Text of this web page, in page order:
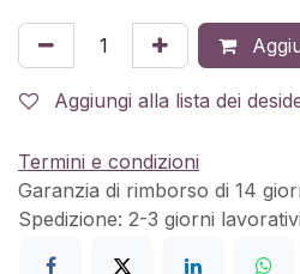
Aggiungi alla lista dei
Termini e condizioni
Garanzia di rimborso di 14
Spedizione: 2-3 giorni lavorativi